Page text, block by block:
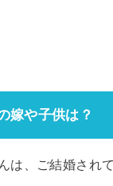
嫁や子供は？
は、ご結婚され